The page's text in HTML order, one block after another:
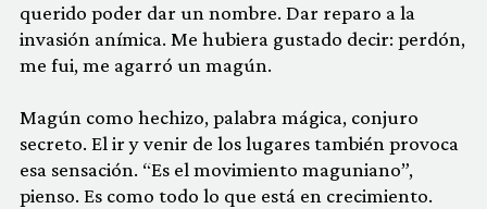
querido poder dar un nombre. Dar reparo a la
invasión anímica. Me hubiera gustado decir: perdón,
me fui, me agarró un magún.
Magún como hechizo, palabra mágica, conjuro
secreto. El ir y venir de los lugares también provoca
esa sensación. “Es el movimiento maguniano”,
pienso. Es como todo lo que está en crecimiento.